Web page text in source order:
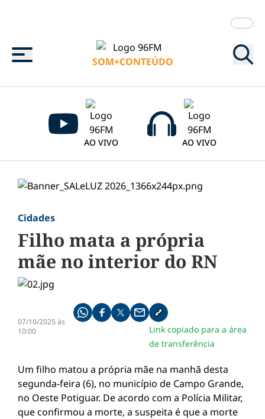
Menu
SOM+CONTEÚDO
AO VIVO AO VIVO
Cidades
Filho mata a própria
mãe no interior do RN
07/10/2025 às
10:00
Compartilhe pelo whatsapp
Compartilhar no facebook
Compartilhar no twitter
Compartilhe pelo email
Copiar link da notícia
Link copiado para a área
de transferência
Um filho matou a própria mãe na manhã desta
segunda-feira (6), no município de Campo Grande,
no Oeste Potiguar. De acordo com a Polícia Militar,
que confirmou a morte, a suspeita é que a morte